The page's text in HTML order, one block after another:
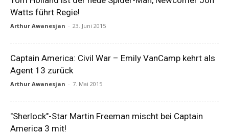
Watts führt Regie!
Arthur Awanesjan - 23. Juni 2015
Captain America: Civil War – Emily VanCamp kehrt als
Agent 13 zurück
Arthur Awanesjan - 7. Mai 2015
"Sherlock"-Star Martin Freeman mischt bei Captain
America 3 mit!